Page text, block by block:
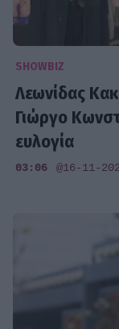
SHOWBIZ
Λεωνίδας
Γιώργο
ευλογία
03:06 @16-11-